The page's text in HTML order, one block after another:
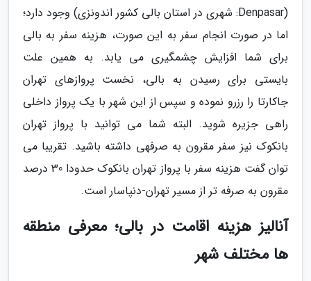
(Denpasar: شهری در استان بالی کشور اندونزی) وجود دارد؛
اما در صورت انجام سفر به این صورت، هزینه سفر به بالی
برای شما افزایش چشمگیری می یابد. به همین علت
بایستی برای رسیدن به بالی، نخست پروازهای تهران
جاکارتا را رزرو نموده و سپس از این شهر با یک پرواز داخلی
راهی جزیره شوید. البته شما می توانید با پرواز تهران
بانکوک نیز سفر مقرون به صرفهی داشته باشید. تقریبا می
توان گفت هزینه سفر با پرواز تهران بانکوک حدودا 30 درصد
مقرون به صرفه تر از مسیر تهران-دنپاسار است.
آنالیز هزینه اقامت در بالی؛ معرفی منطقه
ها مختلف شهر